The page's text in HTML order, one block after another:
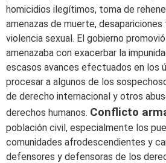
homicidios ilegítimos, toma de
amenazas de muerte,
violencia sexual. El gobierno
amenazaba con exacerbar la
escasos avances efectuados en los
procesar a algunos de los
de derecho internacional y otros
derechos humanos. Conflicto
población civil, especialmente los
comunidades afrodescendientes y
defensores y defensoras de los